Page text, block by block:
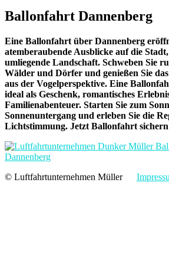
Ballonfahrt Dannenberg
Eine Ballonfahrt über Dannenberg
atemberaubende Ausblicke auf die
umliegende Landschaft. Schweben Sie
Wälder und Dörfer und genießen Sie
aus der Vogelperspektive. Eine
ideal als Geschenk, romantisches
Familienabenteuer. Starten Sie zum
Sonnenuntergang und erleben Sie die
Lichtstimmung. Jetzt Ballonfahrt
© Luftfahrtunternehmen Müller